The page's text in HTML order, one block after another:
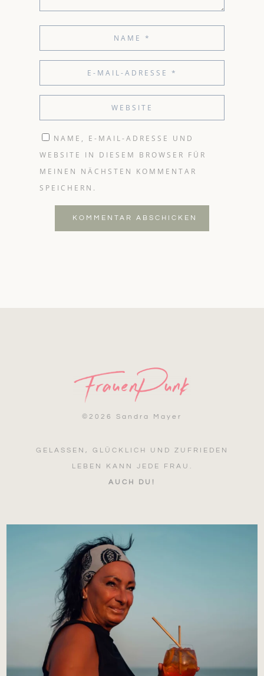
NAME, E-MAIL-ADRESSE UND
WEBSITE IN DIESEM BROWSER FÜR
MEINEN NÄCHSTEN KOMMENTAR
SPEICHERN.
KOMMENTAR ABSCHICKEN
© 2026 Sandra Mayer
GELASSEN, GLÜCKLICH UND ZUFRIEDEN
LEBEN KANN JEDE FRAU.
AUCH DU!